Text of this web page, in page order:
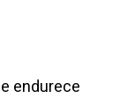
endurece